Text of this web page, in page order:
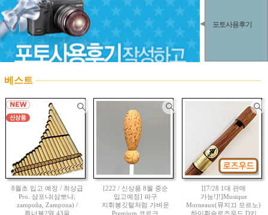
포토사용후기
베스트
8월초 입고 예정 / 최상급
Pro. 샴포냐(삼뽀냐;
zampoña, Zampona) /
튜너블2열 43음
[222 / 신상품 8월 중순
입고예정] 파구
지휘봉깃털처럼 가벼운
Premium 코르크
[[7/28 1대 판매
가능!]!]Musique
Morneaux(뮤지끄 모르노)
하이휘슬로즈우드 D키